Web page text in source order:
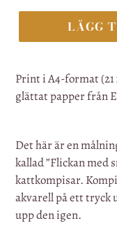
LÄGG
till
produkten
varukorg
Print i A4-format (21
glättat papper från
Det här är en
kallad ”Flickan med
kattkompisar.
akvarell på ett tryck
upp den igen.